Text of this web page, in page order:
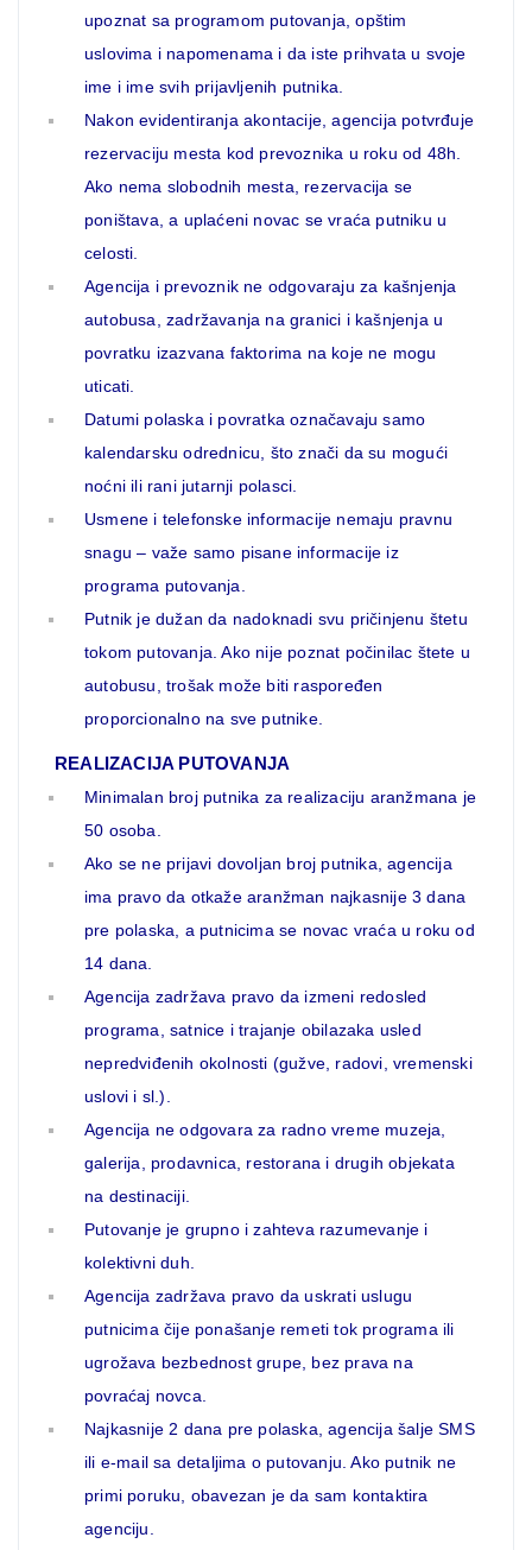
upoznat sa programom putovanja, opštim
uslovima i napomenama i da iste prihvata u svoje
ime i ime svih prijavljenih putnika.
Nakon evidentiranja akontacije, agencija potvrđuje
rezervaciju mesta kod prevoznika u roku od 48h.
Ako nema slobodnih mesta, rezervacija se
poništava, a uplaćeni novac se vraća putniku u
celosti.
Agencija i prevoznik ne odgovaraju za kašnjenja
autobusa, zadržavanja na granici i kašnjenja u
povratku izazvana faktorima na koje ne mogu
uticati.
Datumi polaska i povratka označavaju samo
kalendarsku odrednicu, što znači da su mogući
noćni ili rani jutarnji polasci.
Usmene i telefonske informacije nemaju pravnu
snagu – važe samo pisane informacije iz
programa putovanja.
Putnik je dužan da nadoknadi svu pričinjenu štetu
tokom putovanja. Ako nije poznat počinilac štete u
autobusu, trošak može biti raspoređen
proporcionalno na sve putnike.
REALIZACIJA PUTOVANJA
Minimalan broj putnika za realizaciju aranžmana je
50 osoba.
Ako se ne prijavi dovoljan broj putnika, agencija
ima pravo da otkaže aranžman najkasnije 3 dana
pre polaska, a putnicima se novac vraća u roku od
14 dana.
Agencija zadržava pravo da izmeni redosled
programa, satnice i trajanje obilazaka usled
nepredviđenih okolnosti (gužve, radovi, vremenski
uslovi i sl.).
Agencija ne odgovara za radno vreme muzeja,
galerija, prodavnica, restorana i drugih objekata
na destinaciji.
Putovanje je grupno i zahteva razumevanje i
kolektivni duh.
Agencija zadržava pravo da uskrati uslugu
putnicima čije ponašanje remeti tok programa ili
ugrožava bezbednost grupe, bez prava na
povraćaj novca.
Najkasnije 2 dana pre polaska, agencija šalje SMS
ili e-mail sa detaljima o putovanju. Ako putnik ne
primi poruku, obavezan je da sam kontaktira
agenciju.